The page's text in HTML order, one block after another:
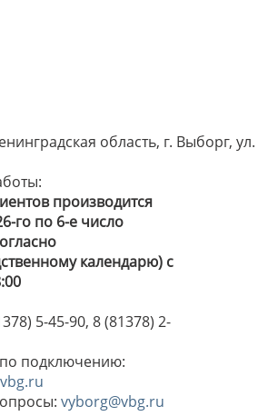
область, г. Выборг,
производится
го по 6-е число
календарю) с
5-45-90, 8 (81378) 2-
подключению:
vyborg@vbg.ru